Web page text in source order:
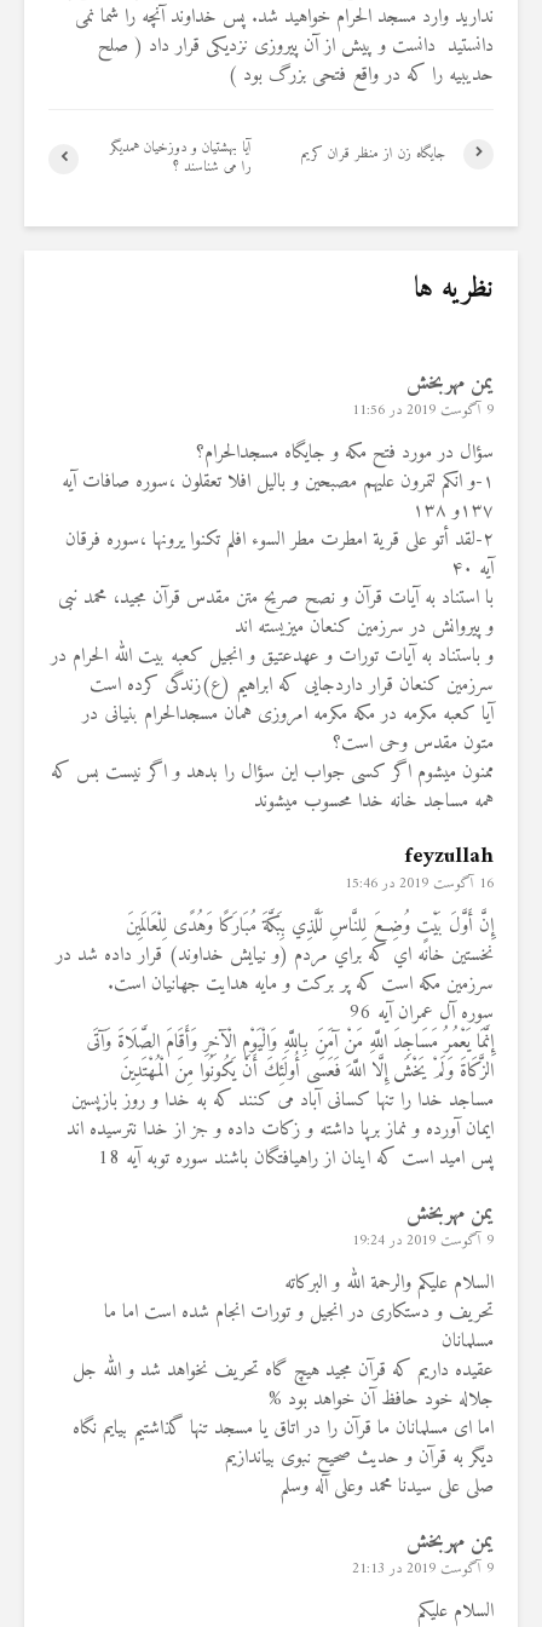
ندارید وارد مسجد الحرام خواهید شد. پس خداوند آنچه را شما نمی
دانستید دانست و پیش از آن پیروزی نزدیکی قرار داد ( صلح
حدیبیه را که در واقع فتحی بزرگ بود )
آیا بهشتیان و دوزخیان همدیگر
را می شناسند ؟
جایگاه زن از منظر قران کریم
نظریه ها
یمن مهربخش
9 آگوست 2019 در 11:56
سؤال در مورد فتح مکه و جایگاه مسجدالحرام؟
‏۱-و انکم لتمرون علیهم مصبحین و بالیل افلا تعقلون ،سوره صافات آیه
۱۳۷و ۱۳۸
‏۲-لقد أتو علی قریة امطرت مطر السوء افلم تکنوا یرونها ،سوره فرقان
آیه ۴۰‎
با استناد به آیات قرآن و نصح صریح متن مقدس قرآن مجید، محمد نبی
و پیروانش در سرزمین کنعان میزیسته اند
و باستناد به آیات تورات و عهدعتیق و انجیل کعبه بیت الله الحرام‎ ‎در
سرزمین کنعان قرار داردجایی که ابراهیم (ع)زندگی کرده است
آیا کعبه مکرمه در مکه مکرمه امروزی همان مسجدالحرام بنیانی در
متون مقدس وحی است؟
ممنون میشوم اگر کسی جواب این سؤال را بدهد و اگر نیست بس که
همه مساجد خانه خدا محسوب میشوند ‏‎ ‎
feyzullah
16 آگوست 2019 در 15:46
إِنَّ أَوَّلَ بَيْتٍ وُضِعَ لِلنَّاسِ لَلَّذِي بِبَكَّةَ مُبَارَكًا وَهُدًى لِلْعَالَمِينَ
نخستين خانه‏ اي كه براي مردم (و نيايش خداوند) قرار داده شد در
سرزمين مكه است كه پر بركت و مايه هدايت جهانيان است.
سوره آل عمران آیه 96
إِنَّمَا يَعْمُرُ مَسَاجِدَ اللَّهِ مَنْ آمَنَ بِاللَّهِ وَالْيَوْمِ الْآخِرِ وَأَقَامَ الصَّلَاةَ وَآتَى
الزَّكَاةَ وَلَمْ يَخْشَ إِلَّا اللَّهَ فَعَسَى أُولَئِكَ أَنْ يَكُونُوا مِنَ الْمُهْتَدِينَ
مساجد خدا را تنها كسانى آباد مى كنند كه به خدا و روز بازپسين
ايمان آورده و نماز برپا داشته و زكات داده و جز از خدا نترسيده‏ اند
پس اميد است كه اينان از راه‏يافتگان باشند سوره توبه آیه 18
یمن مهربخش
9 آگوست 2019 در 19:24
السلام علیکم والرحمة الله و البرکاته
تحریف و دستکاری در انجیل و تورات انجام شده است اما ما
مسلمانان
عقیده داریم که قرآن مجید هیچ گاه تحریف نخواهد شد و الله جل
جلاله خود حافظ آن خواهد بود %
اما ای مسلمانان ما قرآن را در اتاق یا مسجد تنها گذاشتیم بیایم نگاه
دیگر به قرآن و حدیث صحیح نبوی بیاندازیم
صلی علی سیدنا محمد وعلی آله وسلم
یمن مهربخش
9 آگوست 2019 در 21:13
السلام علیکم
18 نمایش ها
22 نمایش ها